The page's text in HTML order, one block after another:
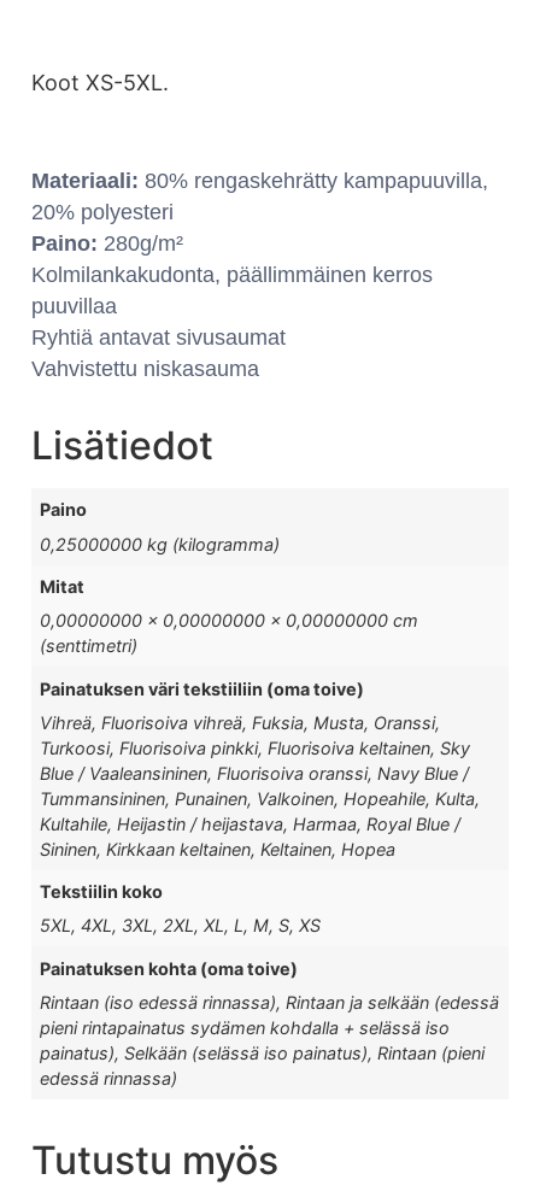
Koot XS-5XL.
Materiaali: 80% rengaskehrätty kampapuuvilla,
20% polyesteri
Paino: 280g/m²
Kolmilankakudonta, päällimmäinen kerros
puuvillaa
Ryhtiä antavat sivusaumat
Vahvistettu niskasauma
Lisätiedot
Paino
0,25000000 kg (kilogramma)
Mitat
0,00000000 × 0,00000000 × 0,00000000 cm
(senttimetri)
Painatuksen väri tekstiiliin (oma toive)
Vihreä, Fluorisoiva vihreä, Fuksia, Musta, Oranssi,
Turkoosi, Fluorisoiva pinkki, Fluorisoiva keltainen, Sky
Blue / Vaaleansininen, Fluorisoiva oranssi, Navy Blue /
Tummansininen, Punainen, Valkoinen, Hopeahile, Kulta,
Kultahile, Heijastin / heijastava, Harmaa, Royal Blue /
Sininen, Kirkkaan keltainen, Keltainen, Hopea
Tekstiilin koko
5XL, 4XL, 3XL, 2XL, XL, L, M, S, XS
Painatuksen kohta (oma toive)
Rintaan (iso edessä rinnassa), Rintaan ja selkään (edessä
pieni rintapainatus sydämen kohdalla + selässä iso
painatus), Selkään (selässä iso painatus), Rintaan (pieni
edessä rinnassa)
Tutustu myös